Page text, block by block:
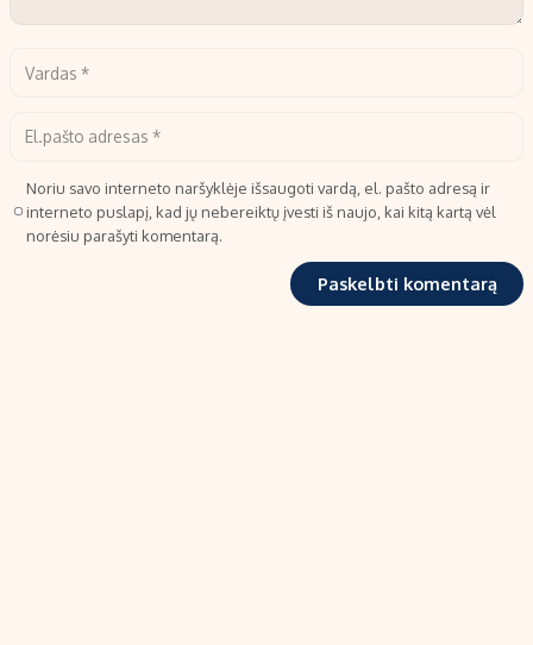
Noriu savo interneto naršyklėje išsaugoti vardą, el. pašto adresą ir
interneto puslapį, kad jų nebereiktų įvesti iš naujo, kai kitą kartą vėl
norėsiu parašyti komentarą.